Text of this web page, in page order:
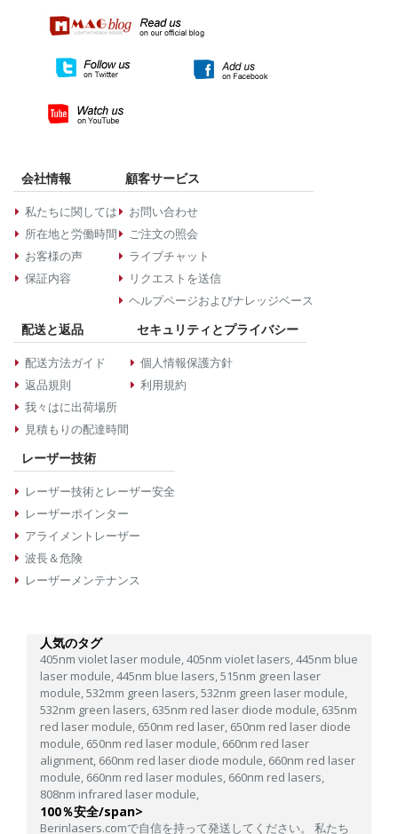
会社情報
私たちに関しては
所在地と労働時間
お客様の声
保証内容
顧客サービス
お問い合わせ
ご注文の照会
ライブチャット
リクエストを送信
ヘルプページおよびナレッジベース
配送と返品
配送方法ガイド
返品規則
我々はに出荷場所
見積もりの配達時間
セキュリティとプライバシー
個人情報保護方針
利用規約
レーザー技術
レーザー技術とレーザー安全
レーザーポインター
アライメントレーザー
波長＆危険
レーザーメンテナンス
人気のタグ
405nm violet laser module,405nm violet lasers,445nm blue
laser module,445nm blue lasers,515nm green laser
module,532mm green lasers,532nm green laser module,
532nm green lasers, 635nm red laser diode module, 635nm
red laser module, 650nm red laser, 650nm red laser diode
module, 650nm red laser module, 660nm red laser
alignment, 660nm red laser diode module, 660nm red laser
module, 660nm red laser modules, 660nm red lasers,
808nm infrared laser module,
100％安全/span>
Berinlasers.comで自信を持って発送してください。 私たち